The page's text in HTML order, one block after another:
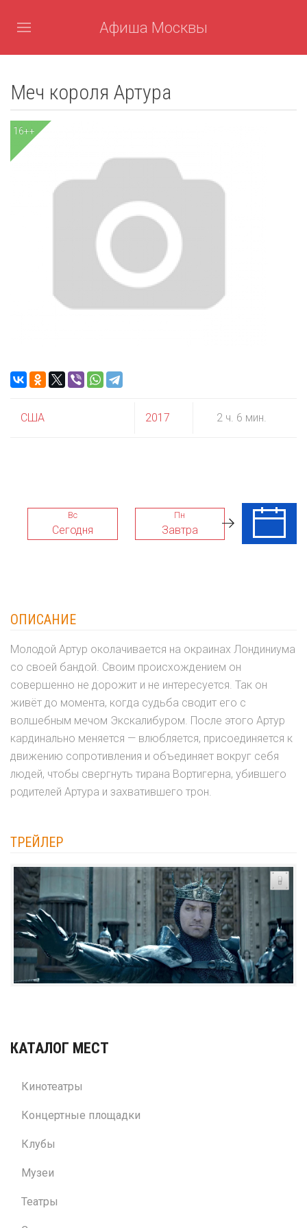
Афиша Москвы
Меч короля Артура
16++
США 2017 2 ч. 6 мин.
Вс
Сегодня
Пн
Завтра
Вт
ОПИСАНИЕ
Молодой Артур околачивается на окраинах Лондиниума
со своей бандой. Своим происхождением он
совершенно не дорожит и не интересуется. Так он
живёт до момента, когда судьба сводит его с
волшебным мечом Экскалибуром. После этого Артур
кардинально меняется — влюбляется, присоединяется к
движению сопротивления и объединяет вокруг себя
людей, чтобы свергнуть тирана Вортигерна, убившего
родителей Артура и захватившего трон.
ТРЕЙЛЕР
КАТАЛОГ МЕСТ
Кинотеатры
Концертные площадки
Клубы
Музеи
Театры